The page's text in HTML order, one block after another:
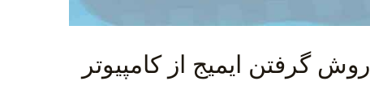
آموزش قدم به قدم ۳ روش گرفتن ایمیج از کامپیوتر